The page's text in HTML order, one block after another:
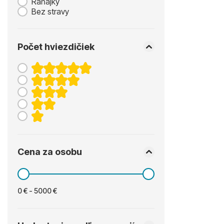
Bez stravy
Počet hviezdičiek
Cena za osobu
0 € - 5000 €